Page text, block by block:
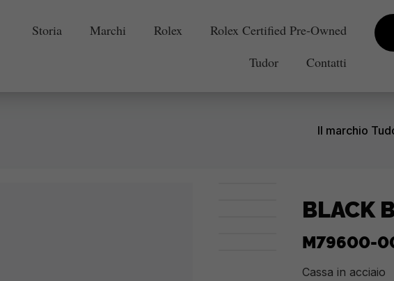
Storia Marchi Rolex
Rolex Certified Pre-Owned
Tudor
Contatti
Il marchio
BLACK
M79600-
Cassa in acciaio